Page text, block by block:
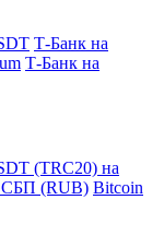
Т-Банк на
Т-Банк на
(TRC20) на
СБП (RUB) Bitcoin